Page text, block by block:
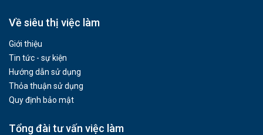
Về siêu thị việc làm
Giới thiệu
Tin tức - sự kiện
Hướng dẫn sử dụng
Thỏa thuận sử dụng
Quy định bảo mật
Tổng đài tư vấn việc làm